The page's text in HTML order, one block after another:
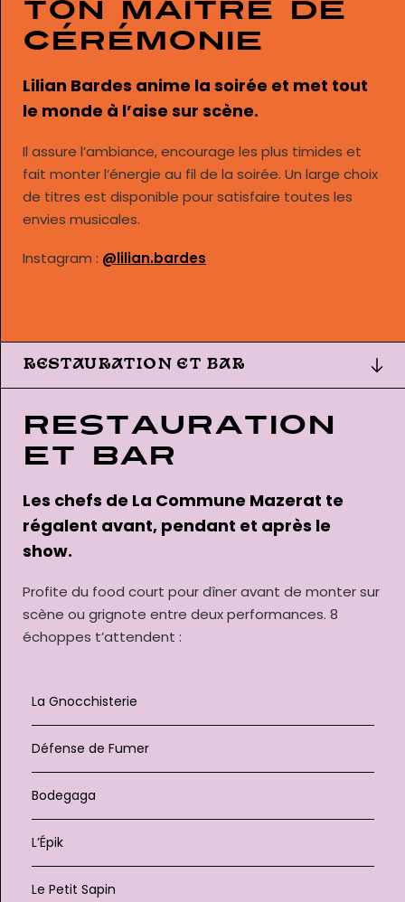
ton maître de
cérémonie
Lilian Bardes anime la soirée et met tout
le monde à l’aise sur scène.
Il assure l’ambiance, encourage les plus timides et
fait monter l’énergie au fil de la soirée. Un large choix
de titres est disponible pour satisfaire toutes les
envies musicales.
Instagram : @lilian.bardes
RESTAURATION ET BAR
Restauration
et bar
Les chefs de La Commune Mazerat te
régalent avant, pendant et après le
show.
Profite du food court pour dîner avant de monter sur
scène ou grignote entre deux performances. 8
échoppes t’attendent :
La Gnocchisterie
Défense de Fumer
Bodegaga
L’Épik
Le Petit Sapin